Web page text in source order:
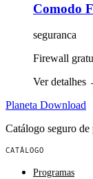
Comodo
seguranca
Firewall
Ver detalhes
Planeta Download
Catálogo seguro
CATÁLOGO
Programas